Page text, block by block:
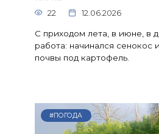
22 12.06.2026
С приходом лета, в июне, в
работа: начинался сенокос
почвы под картофель.
#ПОГОДА